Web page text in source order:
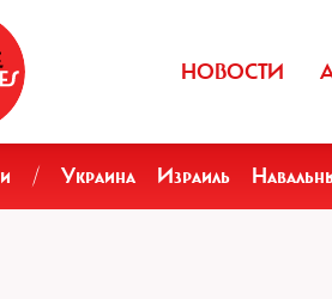
НОВОСТИ
/ Украина Израиль